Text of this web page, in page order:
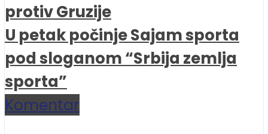
protiv Gruzije
U petak počinje Sajam sporta
pod sloganom “Srbija zemlja
sporta”
Komentar